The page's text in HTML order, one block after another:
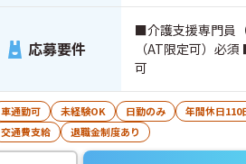
応募要件
■介護支援専門員
（AT限定可）必
可
車通勤可 未経験OK 日勤のみ 年間休日110
交通費支給
退職金制度あり